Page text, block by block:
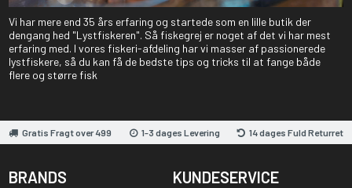
Vi har mere end 35 års erfaring og startede som en lille butik der
dengang hed "Lystfiskeren". Så fiskegrej er noget af det vi har mest
erfaring med. I vores fiskeri-afdeling har vi masser af passionerede
lystfiskere, så du kan få de bedste tips og tricks til at fange både
flere og større fisk
Gratis Fragt over 499 1-3 dages Levering 14 dages Fuld Returret
BRANDS KUNDESERVICE